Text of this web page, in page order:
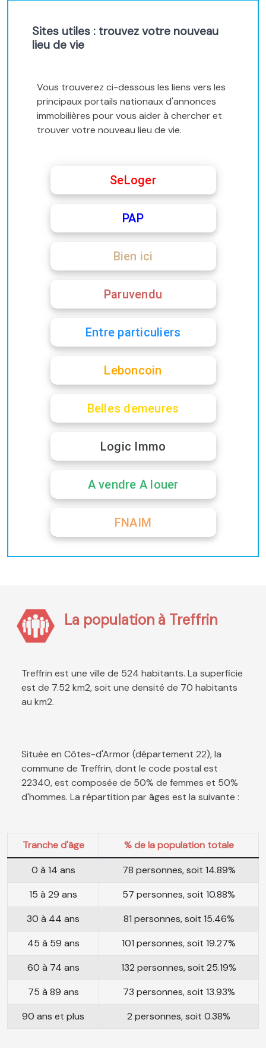
Sites utiles : trouvez votre nouveau
lieu de vie
Vous trouverez ci-dessous les liens vers les
principaux portails nationaux d'annonces
immobilières pour vous aider à chercher et
trouver votre nouveau lieu de vie.
SeLoger
PAP
Bien ici
Paruvendu
Entre particuliers
Leboncoin
Belles demeures
Logic Immo
A vendre A louer
FNAIM
La population à Treffrin
Treffrin est une ville de 524 habitants. La superficie
est de 7.52 km2, soit une densité de 70 habitants
au km2.
Située en Côtes-d'Armor (département 22), la
commune de Treffrin, dont le code postal est
22340, est composée de 50% de femmes et 50%
d'hommes. La répartition par âges est la suivante :
Tranche d'âge
% de la population totale
0 à 14 ans
78 personnes, soit 14.89%
15 à 29 ans
57 personnes, soit 10.88%
30 à 44 ans
81 personnes, soit 15.46%
45 à 59 ans
101 personnes, soit 19.27%
60 à 74 ans
132 personnes, soit 25.19%
75 à 89 ans
73 personnes, soit 13.93%
90 ans et plus
2 personnes, soit 0.38%